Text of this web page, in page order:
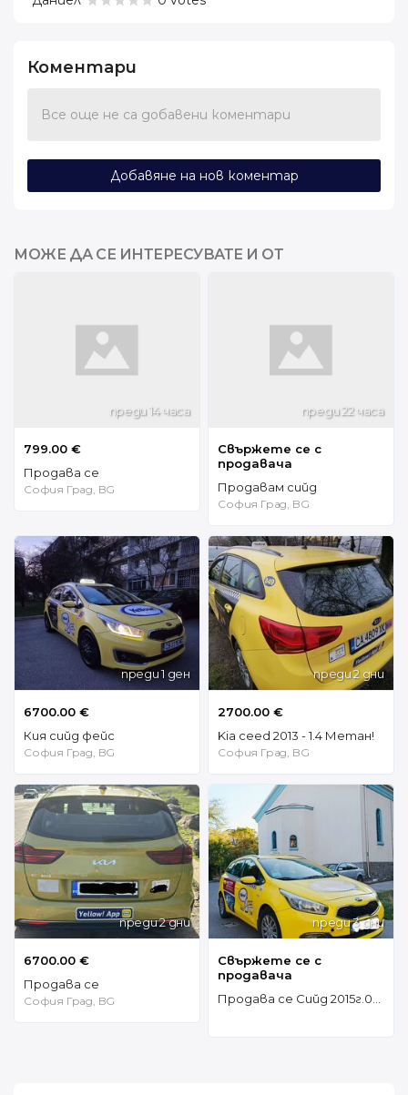
Коментари
Все още не са добавени коментари
Добавяне на нов коментар
МОЖЕ ДА СЕ ИНТЕРЕСУВАТЕ И ОТ
преди 14 часа
799.00 €
Продава се
София Град, BG
преди 22 часа
Свържете се с
продавача
Продавам сийд
София Град, BG
преди 1 ден
6700.00 €
Кия сийд фейс
София Град, BG
преди 2 дни
2700.00 €
Kia ceed 2013 - 1.4 Метан!
София Град, BG
преди 2 дни
6700.00 €
Продава се
София Град, BG
преди 3 дни
Свържете се с
продавача